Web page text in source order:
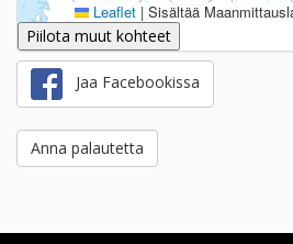
Leaflet | Sisältää
Piilota muut kohteet
Jaa Facebookissa
Anna palautetta